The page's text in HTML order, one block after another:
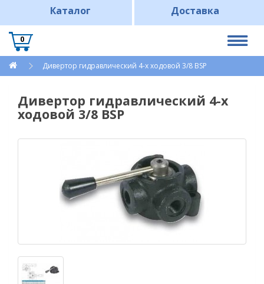
Каталог Доставка
0
Дивертор гидравлический 4-х ходовой 3/8 BSP
Дивертор гидравлический 4-х
ходовой 3/8 BSP